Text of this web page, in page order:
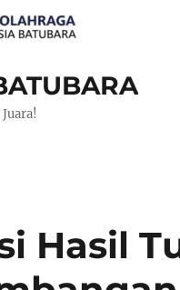
Hasil